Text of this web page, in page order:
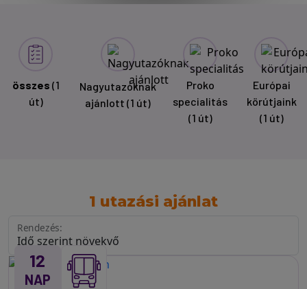
összes (1
út)
Nagyutazóknak
ajánlott (1 út)
Proko
specialitás
(1 út)
Európai
körútjaink
(1 út)
1 utazási ajánlat
Rendezés:
12
NAP